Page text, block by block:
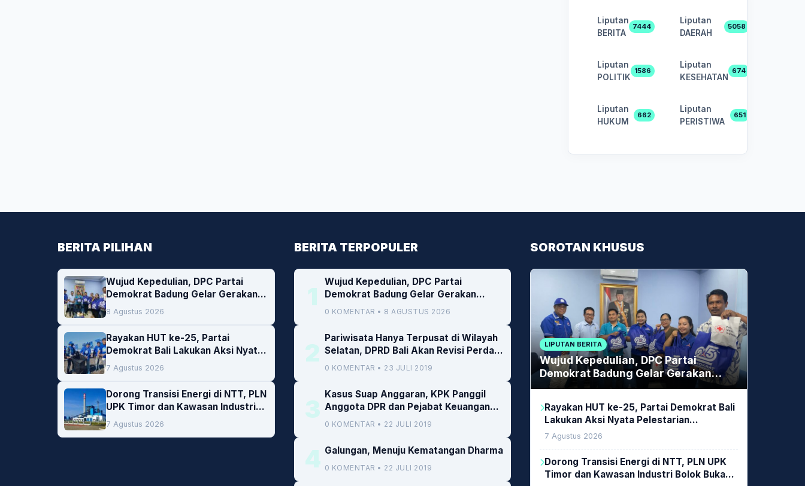
Liputan
BERITA
7444
Liputan
DAERAH
5058
Liputan
POLITIK
1586
Liputan
KESEHATAN
674
Liputan
HUKUM
662
Liputan
PERISTIWA
651
BERITA PILIHAN
Wujud Kepedulian, DPC Partai
Demokrat Badung Gelar Gerakan
Donor Darah
8 Agustus 2026
Rayakan HUT ke-25, Partai
Demokrat Bali Lakukan Aksi Nyata
Pelestarian Lingkungan
7 Agustus 2026
Dorong Transisi Energi di NTT, PLN
UPK Timor dan Kawasan Industri
Bolok Buka Peluang Investasi
Woodchip untuk Cofiring PLTU
7 Agustus 2026
BERITA TERPOPULER
1
Wujud Kepedulian, DPC Partai
Demokrat Badung Gelar Gerakan
Donor Darah
0 KOMENTAR • 8 AGUSTUS 2026
2
Pariwisata Hanya Terpusat di Wilayah
Selatan, DPRD Bali Akan Revisi Perda
RTRW
0 KOMENTAR • 23 JULI 2019
3
Kasus Suap Anggaran, KPK Panggil
Anggota DPR dan Pejabat Keuangan
Kemenkeu
0 KOMENTAR • 22 JULI 2019
4 Galungan, Menuju Kematangan Dharma
0 KOMENTAR • 22 JULI 2019
SOROTAN KHUSUS
LIPUTAN BERITA
Wujud Kepedulian, DPC Partai
Demokrat Badung Gelar Gerakan
Donor Darah
Rayakan HUT ke-25, Partai Demokrat Bali
Lakukan Aksi Nyata Pelestarian
Lingkungan
7 Agustus 2026
Dorong Transisi Energi di NTT, PLN UPK
Timor dan Kawasan Industri Bolok Buka